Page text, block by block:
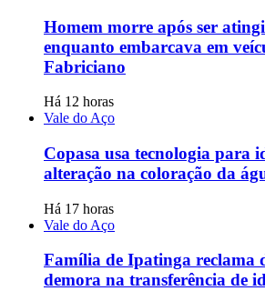
Homem morre após ser
enquanto embarcava em
Fabriciano
Há 12 horas
Vale do Aço
Copasa usa tecnologia para
alteração na coloração da
Há 17 horas
Vale do Aço
Família de Ipatinga reclama
demora na transferência de